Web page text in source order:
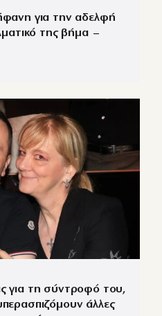
για την αδελφή
της βήμα –
για τη σύντροφό του,
άλλες